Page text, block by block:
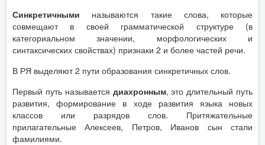
Синкретичными называются такие слова, которые
совмещают в своей грамматической структуре (в
категориальном значении, морфологических и
синтаксических свойствах) признаки 2 и более частей речи.
В РЯ выделяют 2 пути образования синкретичных слов.
Первый путь называется диахронным, это длительный путь
развития, формирование в ходе развития языка новых
классов или разрядов слов. Притяжательные
прилагательные Алексеев, Петров, Иванов сын стали
фамилиями.